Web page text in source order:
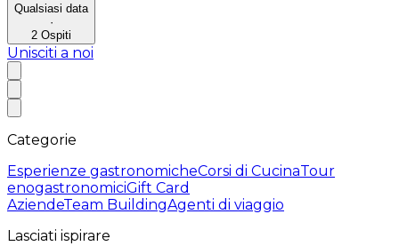
Qualsiasi data
·
2 Ospiti
Unisciti a noi
Categorie
Esperienze gastronomicheCorsi di CucinaTour
enogastronomiciGift Card
AziendeTeam BuildingAgenti di viaggio
Lasciati ispirare